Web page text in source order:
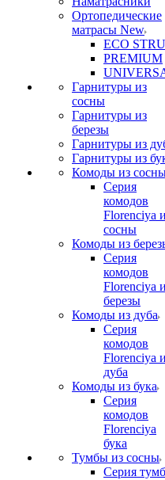
Ортопедические
матрасы New
ECO
PREMIUM
Гарнитуры из
сосны
Гарнитуры из
березы
Гарнитуры из
Гарнитуры из
Комоды из
Серия
комодов
Florenciya
сосны
Комоды из
Серия
комодов
Florenciya
березы
Комоды из дуба
Серия
комодов
Florenciya
дуба
Комоды из бука
Серия
комодов
Florenciya
бука
Тумбы из сосны
Серия тумб